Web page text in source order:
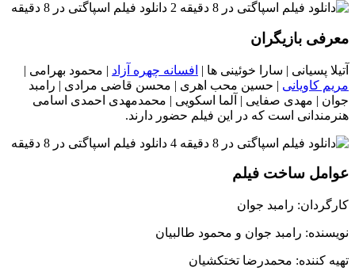
معرفی بازیگران
آتیلا پسیانی | سارا خوئینی ها | افسانه چهره آزاد | محمود بهرامی |
مریم کاویانی | حسین محب اهری | محسن قاضی مرادی | رامبد
جوان | مهدی صفایی | آلما اسکویی | محمدمهدی احمدی اسامی
هنرمندانی است که در این فیلم حضور دارند.
عوامل ساخت فیلم
کارگردان: رامبد جوان
نویسنده: رامبد جوان و محمود طالبیان
تهیه کننده: محمدرضا تختکشیان